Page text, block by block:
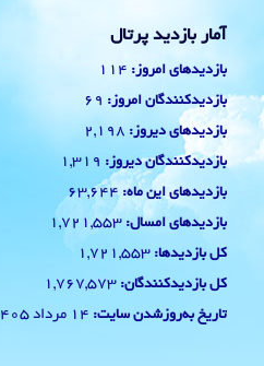
آمار بازدید پرتال
بازدیدهای امروز: 114
بازدیدکنندگان امروز: 69
بازدیدهای دیروز: 2,198
بازدیدکنندگان دیروز: 1,319
بازدیدهای این ماه: 63,644
بازدیدهای امسال: 1,721,553
کل بازدیدها: 1,721,553
کل بازدیدکنند‌گان: 1,767,573
تاریخ به‌روزشدن سایت: 14 مرداد 1405